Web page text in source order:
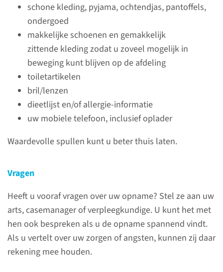
schone kleding, pyjama, ochtendjas, pantoffels,
ondergoed
makkelijke schoenen en gemakkelijk
zittende kleding zodat u zoveel mogelijk in
beweging kunt blijven op de afdeling
toiletartikelen
bril/lenzen
dieetlijst en/of allergie-informatie
uw mobiele telefoon, inclusief oplader
Waardevolle spullen kunt u beter thuis laten.
Vragen
Heeft u vooraf vragen over uw opname? Stel ze aan uw
arts, casemanager of verpleegkundige. U kunt het met
hen ook bespreken als u de opname spannend vindt.
Als u vertelt over uw zorgen of angsten, kunnen zij daar
rekening mee houden.
Tijdens uw opname
Tijdens uw opname zijn veel
dingen anders dan thuis. Om
een indruk te geven, hebben
we de belangrijkste zaken op
een rij gezet.